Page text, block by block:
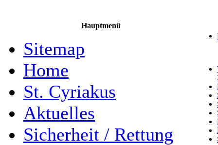
Hauptmenü
Sitemap
Home
St. Cyriakus
Aktuelles
Sicherheit / Rettung